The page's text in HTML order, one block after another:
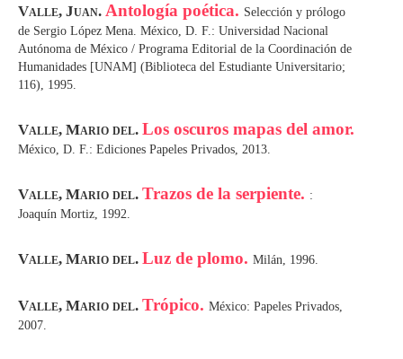
Valle, Juan. Antología poética. Selección y prólogo
de Sergio López Mena. México, D. F.: Universidad Nacional
Autónoma de México / Programa Editorial de la Coordinación de
Humanidades [UNAM] (Biblioteca del Estudiante Universitario;
116), 1995.
Valle, Mario del. Los oscuros mapas del amor.
México, D. F.: Ediciones Papeles Privados, 2013.
Valle, Mario del. Trazos de la serpiente. :
Joaquín Mortiz, 1992.
Valle, Mario del. Luz de plomo. Milán, 1996.
Valle, Mario del. Trópico. México: Papeles Privados,
2007.